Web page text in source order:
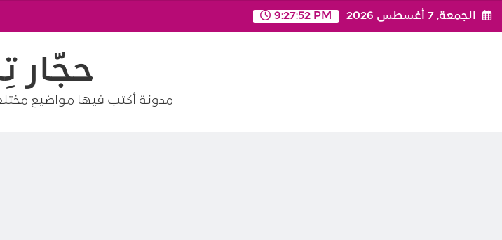
Skip
الجمعة, 7 أغسطس 2026 9:27:52 PM
حجّار
مدونة أكتب فيها مواضيع